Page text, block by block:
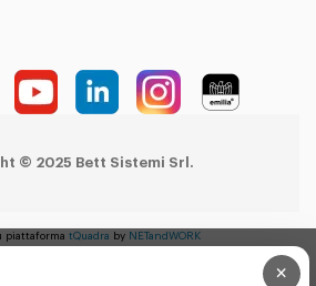
© 2025 Bett Sistemi Srl.
×
piattaforma tQuadra by NETandWORK